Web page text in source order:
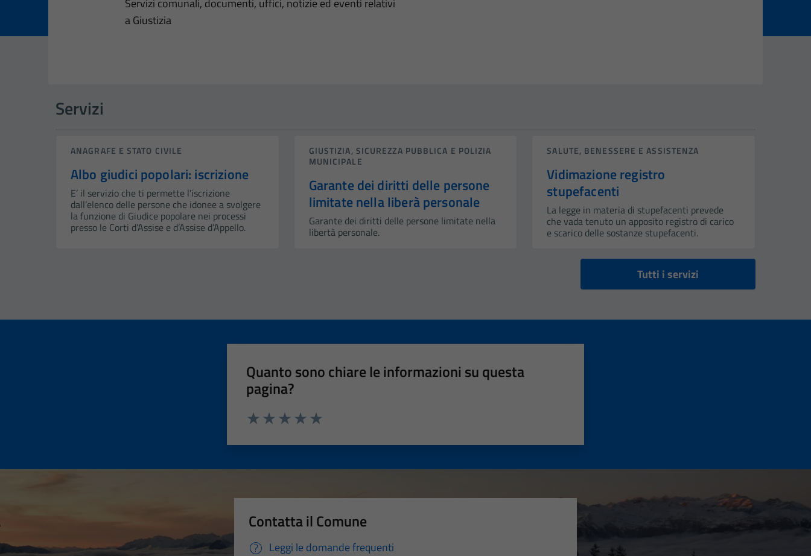
Dettagli dell'argomento
Servizi comunali, documenti, uffici, notizie ed eventi relativi
a Giustizia
Servizi
ANAGRAFE E STATO CIVILE
Albo giudici popolari: iscrizione
E’ il servizio che ti permette l'iscrizione
dall’elenco delle persone che idonee a svolgere
la funzione di Giudice popolare nei processi
presso le Corti d’Assise e d’Assise d’Appello.
GIUSTIZIA, SICUREZZA PUBBLICA E POLIZIA
MUNICIPALE
Garante dei diritti delle persone
limitate nella liberà personale
Garante dei diritti delle persone limitate nella
libertà personale.
SALUTE, BENESSERE E ASSISTENZA
Vidimazione registro
stupefacenti
La legge in materia di stupefacenti prevede
che vada tenuto un apposito registro di carico
e scarico delle sostanze stupefacenti.
Tutti i servizi
Quanto sono chiare le informazioni su questa
pagina?
Contatta il Comune
Leggi le domande frequenti